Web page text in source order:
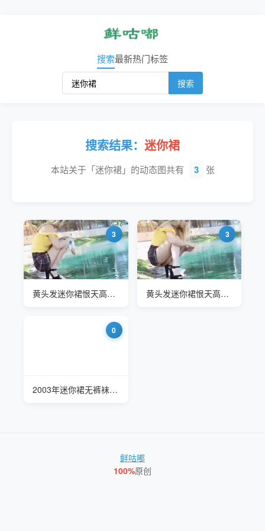
搜索最新热门标签
搜索
搜索结果： 迷你裙
本站关于「迷你裙」的动态图共有 3 张
3
黄头发迷你裙恨天高社会工作者三件套
3
黄头发迷你裙恨天高社会工作者三件套
0
2003年迷你裙无裤袜浅紫色透明衣阿姨
鲜咕嘟
100%原创